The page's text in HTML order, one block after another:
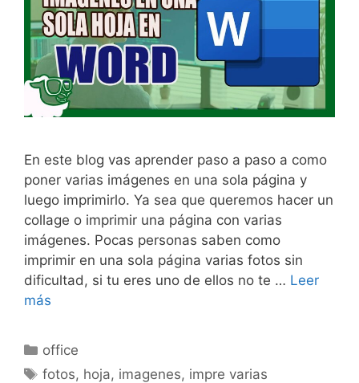
En este blog vas aprender paso a paso a como
poner varias imágenes en una sola página y
luego imprimirlo. Ya sea que queremos hacer un
collage o imprimir una página con varias
imágenes. Pocas personas saben como
imprimir en una sola página varias fotos sin
dificultad, si tu eres uno de ellos no te … Leer
más
Categorías
office
Etiquetas
fotos, hoja, imagenes, impre varias